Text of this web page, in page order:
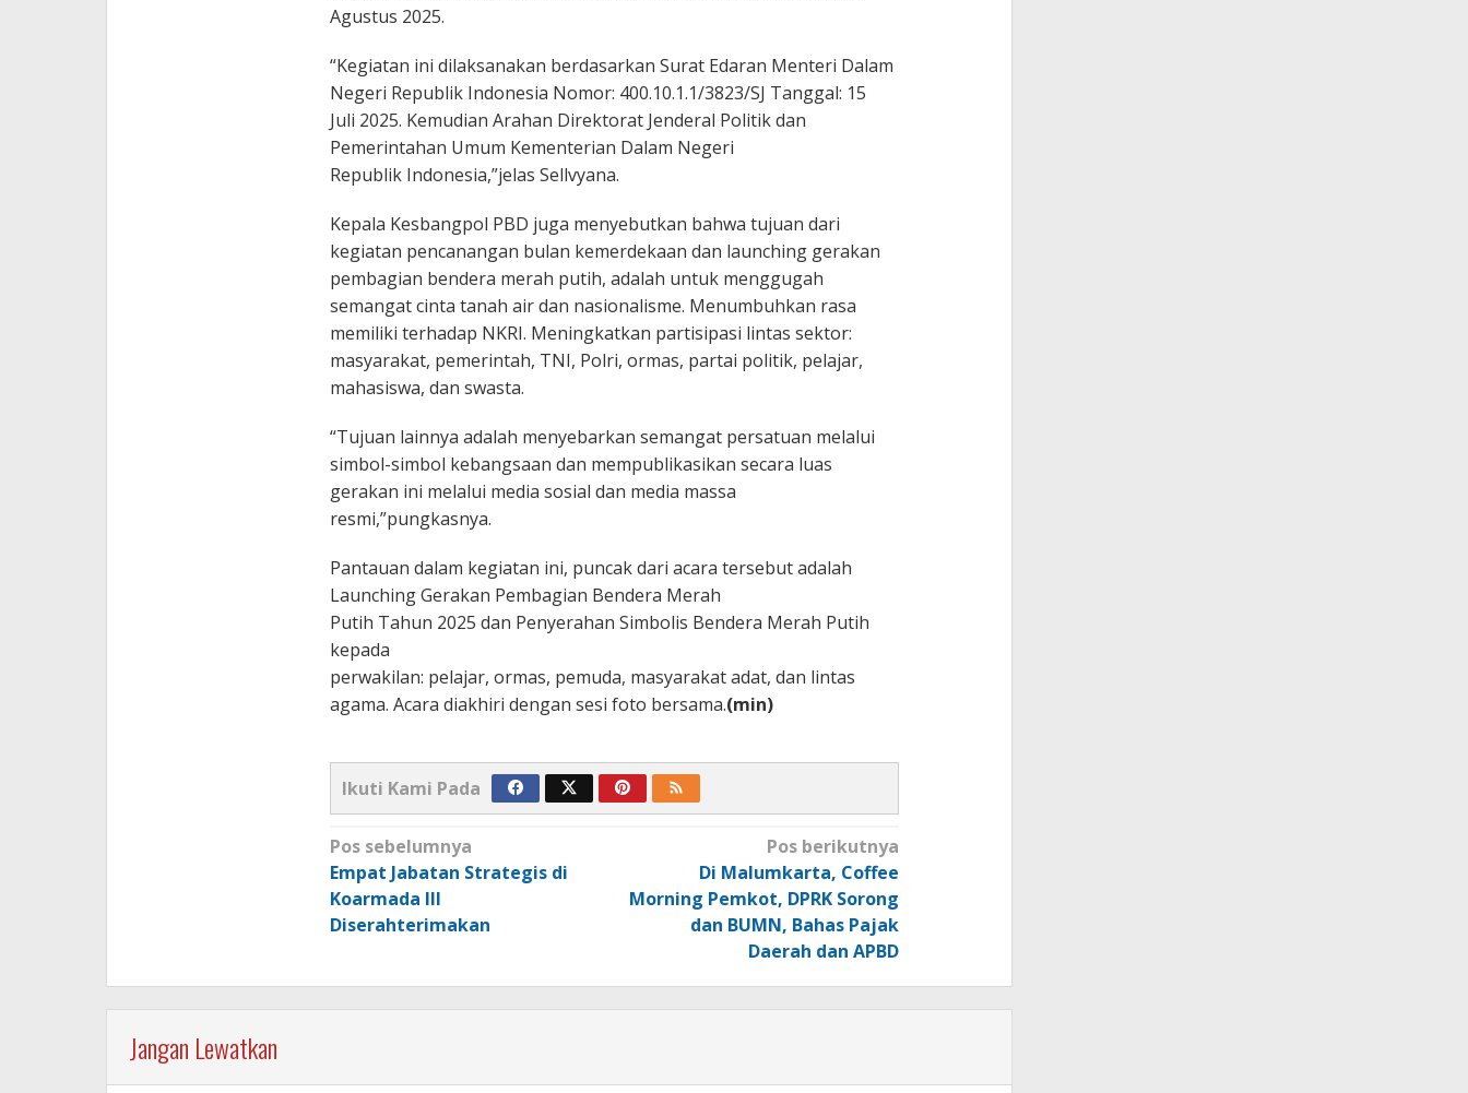
Agustus 2025.
“Kegiatan ini dilaksanakan berdasarkan Surat Edaran Menteri Dalam
Negeri Republik Indonesia Nomor: 400.10.1.1/3823/SJ Tanggal: 15
Juli 2025. Kemudian Arahan Direktorat Jenderal Politik dan
Pemerintahan Umum Kementerian Dalam Negeri
Republik Indonesia,”jelas Sellvyana.
Kepala Kesbangpol PBD juga menyebutkan bahwa tujuan dari
kegiatan pencanangan bulan kemerdekaan dan launching gerakan
pembagian bendera merah putih, adalah untuk menggugah
semangat cinta tanah air dan nasionalisme. Menumbuhkan rasa
memiliki terhadap NKRI. Meningkatkan partisipasi lintas sektor:
masyarakat, pemerintah, TNI, Polri, ormas, partai politik, pelajar,
mahasiswa, dan swasta.
“Tujuan lainnya adalah menyebarkan semangat persatuan melalui
simbol-simbol kebangsaan dan mempublikasikan secara luas
gerakan ini melalui media sosial dan media massa
resmi,”pungkasnya.
Pantauan dalam kegiatan ini, puncak dari acara tersebut adalah
Launching Gerakan Pembagian Bendera Merah
Putih Tahun 2025 dan Penyerahan Simbolis Bendera Merah Putih
kepada
perwakilan: pelajar, ormas, pemuda, masyarakat adat, dan lintas
agama. Acara diakhiri dengan sesi foto bersama.(min)
Ikuti Kami Pada
Navigasi
pos
Pos sebelumnya
Empat Jabatan Strategis di
Koarmada III
Diserahterimakan
Pos berikutnya
Di Malumkarta, Coffee
Morning Pemkot, DPRK Sorong
dan BUMN, Bahas Pajak
Daerah dan APBD
Jangan Lewatkan